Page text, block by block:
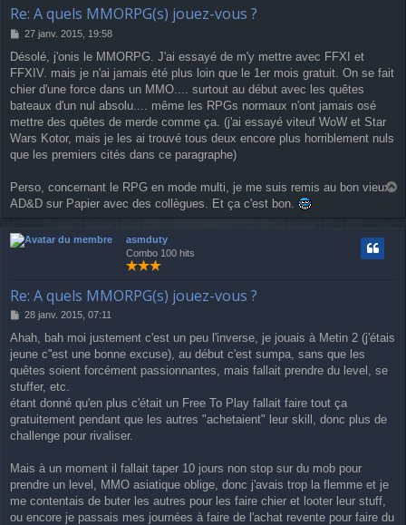
Re: A quels MMORPG(s) jouez-vous ?
M
s
s
a
g
27 janv. 2015, 19:58
Désolé, j'onis le MMORPG. J'ai essayé de m'y mettre avec FFXI et
FFXIV. mais je n'ai jamais été plus loin que le 1er mois gratuit. On se fait
chier d'une force dans un MMO.... surtout au début avec les quêtes
bateaux d'un nul absolu.... même les RPGs normaux n'ont jamais osé
mettre des quêtes de merde comme ça. (j'ai essayé viteuf WoW et Star
Wars Kotor, mais je les ai trouvé tous deux encore plus horriblement nuls
que les premiers cités dans ce paragraphe)
Perso, concernant le RPG en mode multi, je me suis remis au bon vieux
AD&D sur Papier avec des collègues. Et ça c'est bon.
asmduty
Combo 100 hits
Re: A quels MMORPG(s) jouez-vous ?
M
s
s
a
28 janv. 2015, 07:11
Ahah, bah moi justement c'est un peu l'inverse, je jouais à Metin 2 (j'étais
jeune c''est une bonne excuse), au début c'est sumpa, sans que les
quêtes soient forcément passionnantes, mais fallait prendre du level, se
stuffer, etc.
étant donné qu'en plus c'était un Free To Play fallait faire tout ça
gratuitement pendant que les autres "achetaient" leur skill, donc plus de
challenge pour rivaliser.
Mais à un moment il fallait taper 10 jours non stop sur du mob pour
prendre un level, MMO asiatique oblige, donc j'avais trop la flemme et je
me contentais de buter les autres pour les faire chier et looter leur stuff,
ou encore je passais mes journées à faire de l'achat revente pour faire du